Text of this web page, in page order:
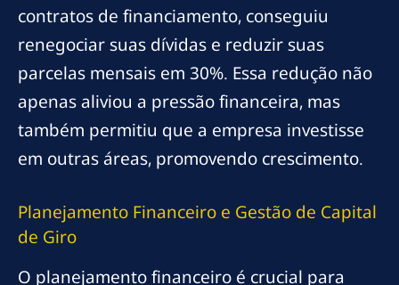
contratos de financiamento, conseguiu
renegociar suas dívidas e reduzir suas
parcelas mensais em 30%. Essa redução não
apenas aliviou a pressão financeira, mas
também permitiu que a empresa investisse
em outras áreas, promovendo crescimento.
Planejamento Financeiro e Gestão de Capital
de Giro
O planejamento financeiro é crucial para